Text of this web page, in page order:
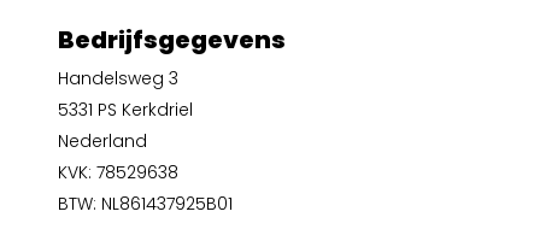
Bedrijfsgegevens
Handelsweg 3
5331 PS Kerkdriel
Nederland
KVK: 78529638
BTW: NL861437925B01